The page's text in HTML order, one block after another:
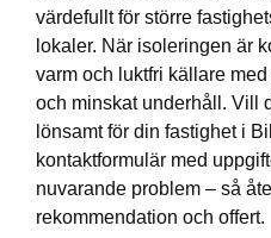
värdefullt för större
lokaler. När isoleringen är
varm och luktfri källare
och minskat underhåll. Vill
lönsamt för din fastighet i
kontaktformulär med
nuvarande problem – så
rekommendation och offert.